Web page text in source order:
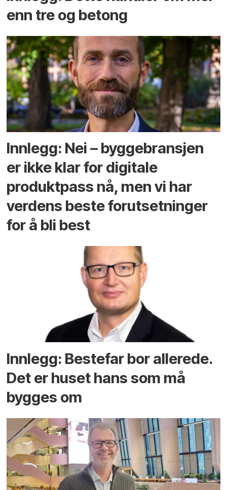
enn tre og betong
Innlegg: Nei – byggebransjen
er ikke klar for digitale
produktpass nå, men vi har
verdens beste forutsetninger
for å bli best
Innlegg: Bestefar bor allerede.
Det er huset hans som må
bygges om